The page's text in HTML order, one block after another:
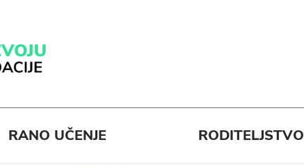
RANO UČENJE RODITELJSTVO